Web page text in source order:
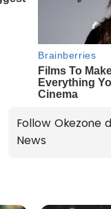
Follow Okezone
News